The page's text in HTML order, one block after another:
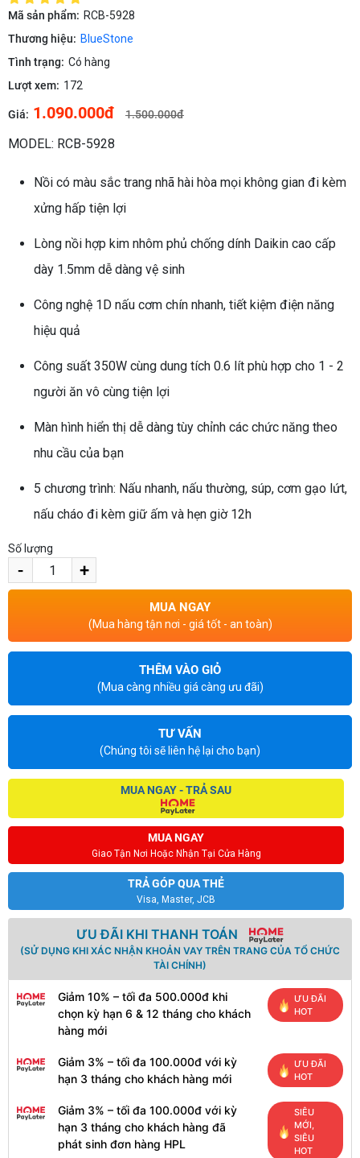
Mã sản phẩm: RCB-5928
Thương hiệu: BlueStone
Tình trạng: Có hàng
Lượt xem: 172
Giá: 1.090.000đ 1.500.000đ
MODEL: RCB-5928
Nồi có màu sắc trang nhã hài hòa mọi không gian đi kèm
xửng hấp tiện lợi
Lòng nồi hợp kim nhôm phủ chống dính Daikin cao cấp
dày 1.5mm dễ dàng vệ sinh
Công nghệ 1D nấu cơm chín nhanh, tiết kiệm điện năng
hiệu quả
Công suất 350W cùng dung tích 0.6 lít phù hợp cho 1 - 2
người ăn vô cùng tiện lợi
Màn hình hiển thị dễ dàng tùy chỉnh các chức năng theo
nhu cầu của bạn
5 chương trình: Nấu nhanh, nấu thường, súp, cơm gạo lứt,
nấu cháo đi kèm giữ ấm và hẹn giờ 12h
Số lượng
- +
MUA NGAY
(Mua hàng tận nơi - giá tốt - an toàn)
THÊM VÀO GIỎ
(Mua càng nhiều giá càng ưu đãi)
TƯ VẤN
(Chúng tôi sẽ liên hệ lại cho bạn)
MUA NGAY
Giao Tận Nơi Hoặc Nhận Tại Cửa Hàng
TRẢ GÓP QUA THẺ
Visa, Master, JCB
MUA NGAY - TRẢ SAU
ƯU ĐÃI KHI THANH TOÁN
(SỬ DỤNG KHI XÁC NHẬN KHOẢN VAY TRÊN TRANG CỦA TỔ CHỨC
TÀI CHÍNH)
Giảm 10% – tối đa 500.000đ khi
chọn kỳ hạn 6 & 12 tháng cho khách
hàng mới
ƯU ĐÃI
HOT
Giảm 3% – tối đa 100.000đ với kỳ
hạn 3 tháng cho khách hàng mới
ƯU ĐÃI
HOT
Giảm 3% – tối đa 100.000đ với kỳ
hạn 3 tháng cho khách hàng đã
phát sinh đơn hàng HPL
SIÊU
MỚI,
SIÊU
HOT